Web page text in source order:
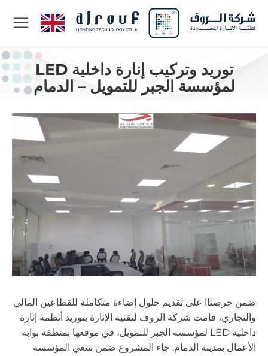
توريد وتركيب إنارة داخلية LED
لمؤسسة الجبر للتمويل – الدمام
ضمن حرصناا على تقديم حلول إضاءة متكاملة للقطاعين المالي
والتجاري، قامت شركة الروف لتقنية الإنارة بتوريد أنظمة إنارة
داخلية LED لمؤسسة الجبر للتمويل، في موقعها بمنطقة بوابة
الأعمال بمدينة الدمام. جاء المشروع ضمن سعي المؤسسة